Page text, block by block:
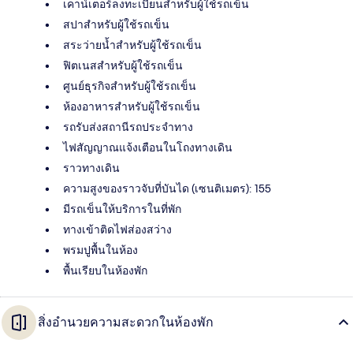
เคาน์เตอร์ลงทะเบียนสำหรับผู้ใช้รถเข็น
สปาสำหรับผู้ใช้รถเข็น
สระว่ายน้ำสำหรับผู้ใช้รถเข็น
ฟิตเนสสำหรับผู้ใช้รถเข็น
ศูนย์ธุรกิจสำหรับผู้ใช้รถเข็น
ห้องอาหารสำหรับผู้ใช้รถเข็น
รถรับส่งสถานีรถประจำทาง
ไฟสัญญาณแจ้งเตือนในโถงทางเดิน
ราวทางเดิน
ความสูงของราวจับที่บันได (เซนติเมตร): 155
มีรถเข็นให้บริการในที่พัก
ทางเข้าติดไฟส่องสว่าง
พรมปูพื้นในห้อง
พื้นเรียบในห้องพัก
สิ่งอำนวยความสะดวกในห้องพัก